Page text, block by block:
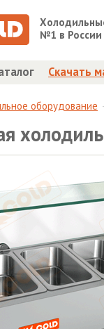
№1 в России
Скачать
оборудование